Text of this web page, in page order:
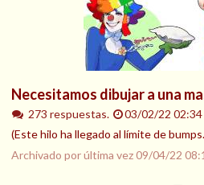
Necesitamos dibujar a una
273 respuestas.
03/02/22 02:34
(Este hilo ha llegado al límite de
Archivado por última vez09/04/22